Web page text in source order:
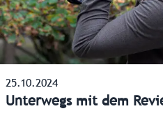
25.10.2024
Unterwegs mit dem